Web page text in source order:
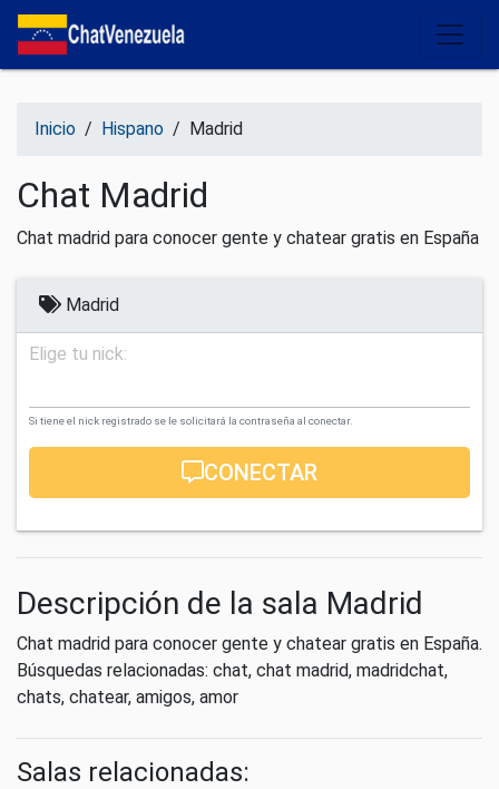
Salir del contenido
Inicio / Hispano / Madrid
Chat Madrid
Chat madrid para conocer gente y chatear gratis en España
Madrid
Elige tu nick:
Si tiene el nick registrado se le solicitará la contraseña al conectar.
CONECTAR
Descripción de la sala Madrid
Chat madrid para conocer gente y chatear gratis en España.
Búsquedas relacionadas: chat, chat madrid, madridchat,
chats, chatear, amigos, amor
Salas relacionadas: